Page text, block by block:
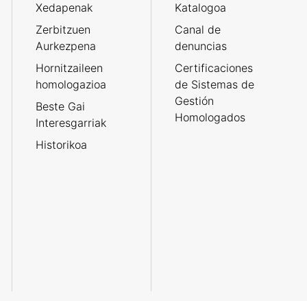
Xedapenak
Zerbitzuen
Aurkezpena
Hornitzaileen
homologazioa
Beste Gai
Interesgarriak
Historikoa
Katalogoa
Canal de
denuncias
Certificaciones
de Sistemas de
Gestión
Homologados